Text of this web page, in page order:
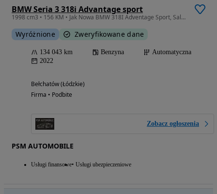
BMW Seria 3 318i Advantage sport
1998 cm3 • 156 KM • Jak Nowa BMW 318I Adventage Sport, Salon PL, Cała w oryginale, Ideał
Wyróżnione Zweryfikowane dane
134 043 km Benzyna
Automatyczna
2022
Bełchatów (Łódzkie)
Firma • Podbite
Zobacz ogłoszenia
PSM AUTOMOBILE
Usługi finansowe Usługi ubezpieczeniowe